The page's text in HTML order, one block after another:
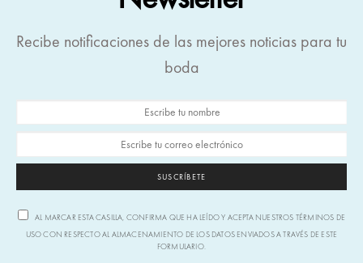
Recibe notificaciones de las mejores noticias para tu
boda
SUSCRÍBETE
AL MARCAR ESTA CASILLA, CONFIRMA QUE HA LEÍDO Y ACEPTA NUESTROS TÉRMINOS DE
USO CON RESPECTO AL ALMACENAMIENTO DE LOS DATOS ENVIADOS A TRAVÉS DE ESTE
FORMULARIO.